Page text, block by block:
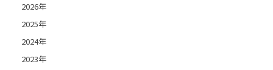
2026年
2025年
2024年
2023年